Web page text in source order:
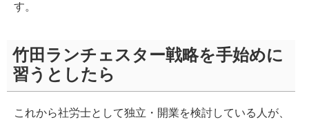
す。
竹田ランチェスター戦略を手始めに
習うとしたら
これから社労士として独立・開業を検討している人が、